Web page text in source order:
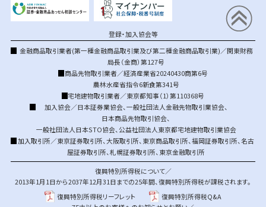
登録・加入協会等
金融商品取引業者(第一種金融商品取引業及び第二種金融商品取引業)／関東財務
局長（金商）第127号
商品先物取引業者／経済産業省20240430商第6号
農林水産省指令6新食第341号
宅地建物取引業者／東京都知事（1）第110368号
加入協会／日本証券業協会、 一般社団法人金融先物取引業協会、
日本商品先物取引協会、
一般社団法人日本STO協会、 公益社団法人東京都宅地建物取引業協会
加入取引所／東京証券取引所、大阪取引所、 東京商品取引所、福岡証券取引所、名古
屋証券取引所、札幌証券取引所、 東京金融取引所
復興特別所得税について／
2013年1月1日から2037年12月31日までの25年間、復興特別所得税が課税されます。
復興特別所得税リーフレット
復興特別所得税Q&A